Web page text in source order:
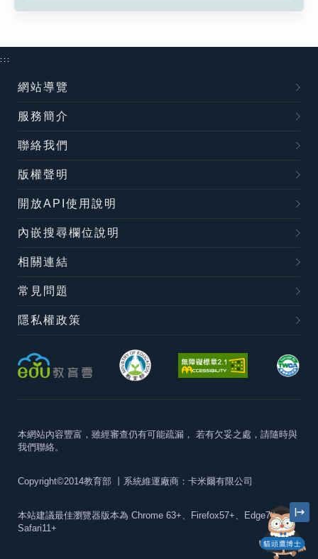
貓頭鷹博士
:::
網站導覽
服務簡介
聯絡我們
版權聲明
開放API使用說明
內嵌搜尋欄位說明
相關連結
常見問題
隱私權政策
本網站內容豐富，雖經審查仍有可能疏漏， 若有欠妥之處，請隨時與
我們聯絡。
Copyright©2014教育部 丨系統維運廠商：卡米爾有限公司
本站建議最佳瀏覽器版本為 Chrome 63+、Firefox57+、Edge79+及
Safari11+